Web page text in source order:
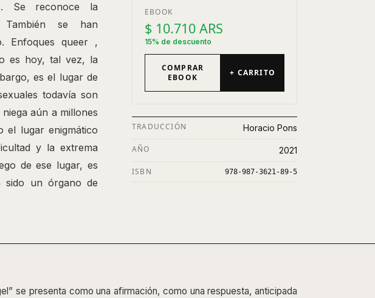
Se reconoce la
También se han
Enfoques queer ,
es hoy, tal vez, la
es el lugar de
todavía son
aún a millones
el lugar enigmático
y la extrema
de ese lugar, es
sido un órgano de
EBOOK
$ 10.710 ARS
15% de descuento
COMPRAR
EBOOK
+ CARRITO
TRADUCCIÓN Horacio Pons
AÑO 2021
ISBN 978-987-3621-89-5
se presenta como una afirmación, como una respuesta, anticipada